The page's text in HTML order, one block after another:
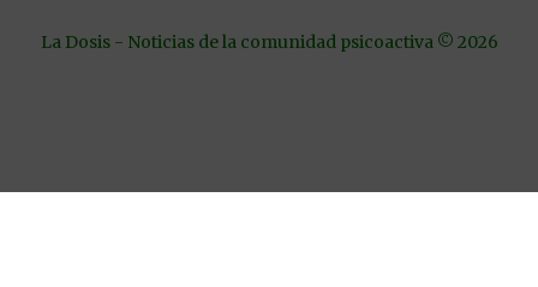
La Dosis - Noticias de la comunidad psicoactiva © 2026